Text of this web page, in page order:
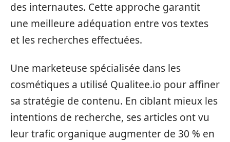
des internautes. Cette approche garantit
une meilleure adéquation entre vos textes
et les recherches effectuées.
Une marketeuse spécialisée dans les
cosmétiques a utilisé Qualitee.io pour affiner
sa stratégie de contenu. En ciblant mieux les
intentions de recherche, ses articles ont vu
leur trafic organique augmenter de 30 % en